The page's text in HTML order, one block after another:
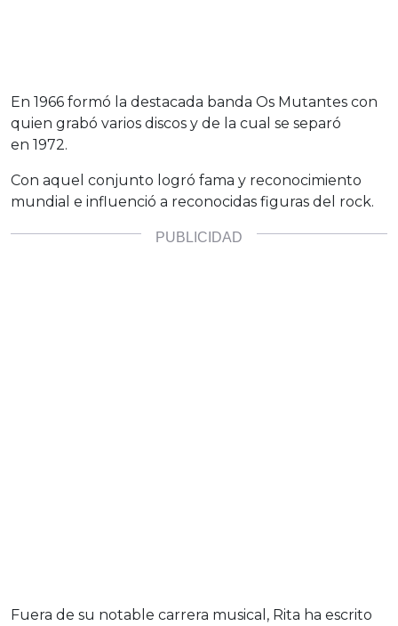
En 1966 formó la destacada banda Os Mutantes con
quien grabó varios discos y de la cual se separó
en 1972.
Con aquel conjunto logró fama y reconocimiento
mundial e influenció a reconocidas figuras del rock.
Fuera de su notable carrera musical, Rita ha escrito